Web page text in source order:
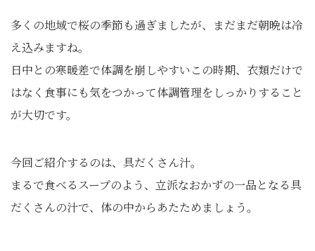
多くの地域で桜の季節も過ぎましたが、まだまだ朝晩は冷
え込みますね。
日中との寒暖差で体調を崩しやすいこの時期、衣類だけで
はなく食事にも気をつかって体調管理をしっかりすること
が大切です。
今回ご紹介するのは、具だくさん汁。
まるで食べるスープのよう、立派なおかずの一品となる具
だくさんの汁で、体の中からあたためましょう。